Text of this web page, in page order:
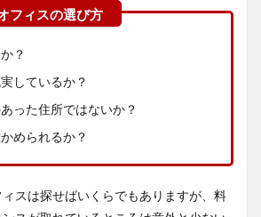
？
しているか？
った住所ではないか？
められるか？
スは探せばいくらでもありますが、料